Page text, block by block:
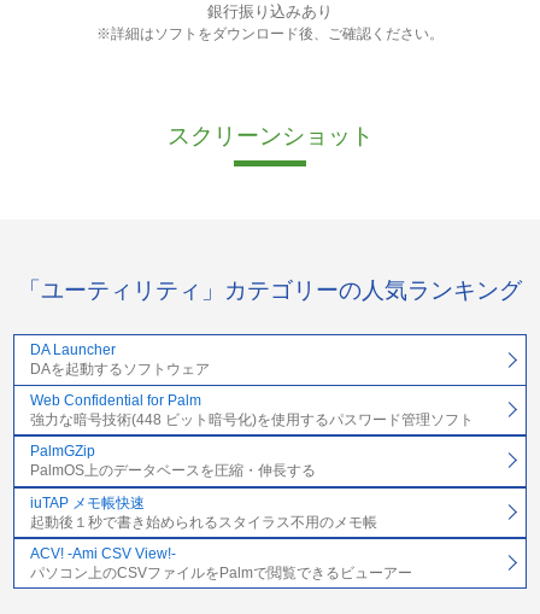
銀行振り込みあり
※詳細はソフトをダウンロード後、ご確認ください。
スクリーンショット
「ユーティリティ」カテゴリーの人気ランキング
DA Launcher
DAを起動するソフトウェア
Web Confidential for Palm
強力な暗号技術(448 ビット暗号化)を使用するパスワード管理ソフト
PalmGZip
PalmOS上のデータベースを圧縮・伸長する
iuTAP メモ帳快速
起動後１秒で書き始められるスタイラス不用のメモ帳
ACV! -Ami CSV View!-
パソコン上のCSVファイルをPalmで閲覧できるビューアー